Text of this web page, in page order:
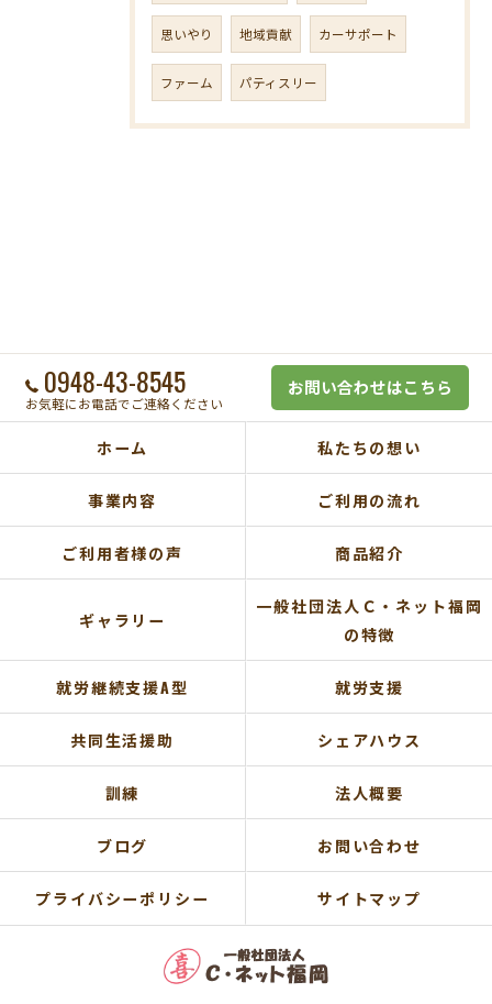
思いやり 地域貢献 カーサポート
ファーム パティスリー
0948-43-8545
お気軽にお電話でご連絡ください
お問い合わせはこちら
ホーム 私たちの想い
事業内容 ご利用の流れ
ご利用者様の声 商品紹介
ギャラリー
一般社団法人Ｃ・ネット福岡
の特徴
就労継続支援A型 就労支援
共同生活援助 シェアハウス
訓練 法人概要
ブログ お問い合わせ
プライバシーポリシー サイトマップ